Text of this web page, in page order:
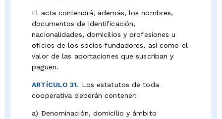
El acta contendrá, además, los nombres,
documentos de identificación,
nacionalidades, domicilios y profesiones u
oficios de los socios fundadores, así como el
valor de las aportaciones que suscriban y
paguen.
ARTÍCULO 31. Los estatutos de toda
cooperativa deberán contener:
a) Denominación, domicilio y ámbito